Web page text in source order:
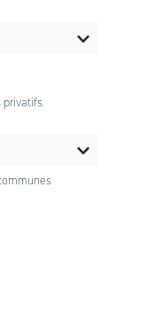
privatifs